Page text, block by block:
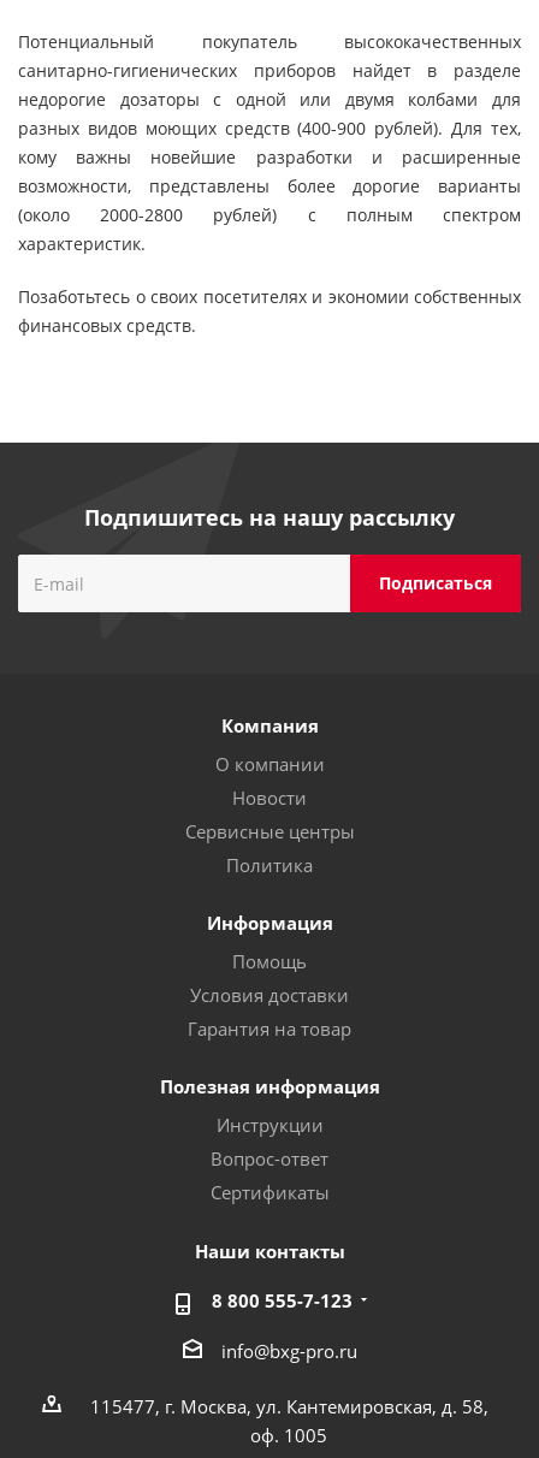
Потенциальный покупатель высококачественных
санитарно-гигиенических приборов найдет в разделе
недорогие дозаторы с одной или двумя колбами для
разных видов моющих средств (400-900 рублей). Для тех,
кому важны новейшие разработки и расширенные
возможности, представлены более дорогие варианты
(около 2000-2800 рублей) с полным спектром
характеристик.
Позаботьтесь о своих посетителях и экономии собственных
финансовых средств.
Подпишитесь на нашу рассылку
Компания
О компании
Новости
Сервисные центры
Политика
Информация
Помощь
Условия доставки
Гарантия на товар
Полезная информация
Инструкции
Вопрос-ответ
Сертификаты
Наши контакты
8 800 555-7-123
info@bxg-pro.ru
115477, г. Москва, ул. Кантемировская, д. 58,
оф. 1005